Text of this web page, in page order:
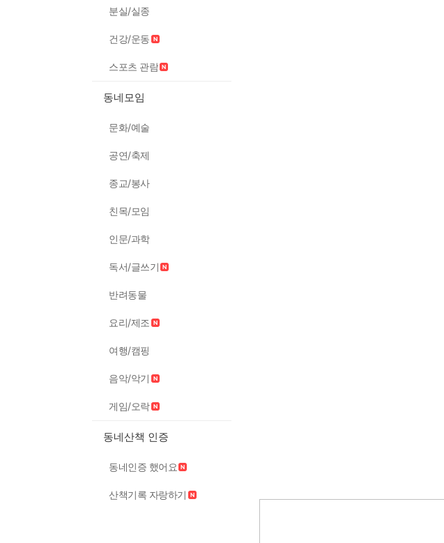
분실/실종
건강/운동
스포츠 관람
동네모임
문화/예술
공연/축제
종교/봉사
친목/모임
인문/과학
독서/글쓰기
반려동물
요리/제조
여행/캠핑
음악/악기
게임/오락
동네산책 인증
동네인증 했어요
산책기록 자랑하기